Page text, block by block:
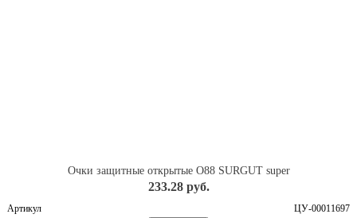
Очки защитные открытые О88 SURGUT super
233.28 руб.
Артикул ЦУ-00011697